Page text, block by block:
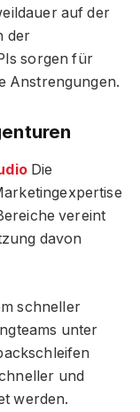
auf der
der
sorgen für
Anstrengungen.
Die
vereint
davon
schneller
unter
und
werden.